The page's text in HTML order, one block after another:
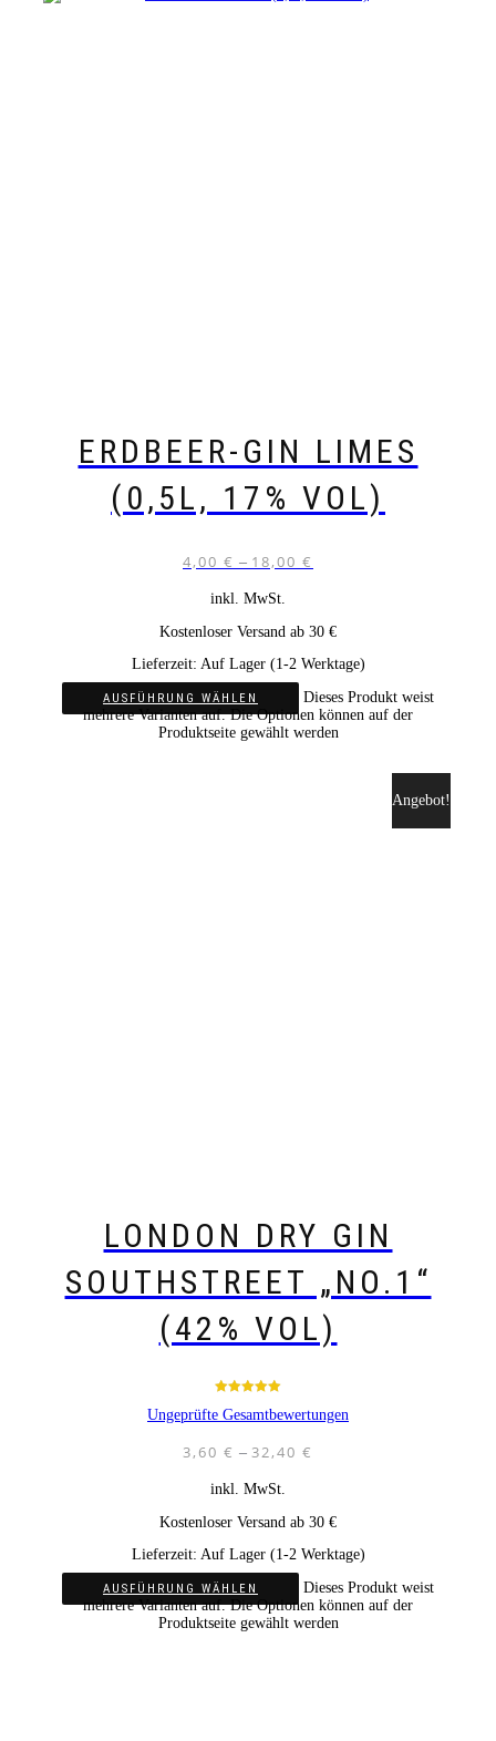
ERDBEER-GIN LIMES
(0,5L, 17% VOL)
4,00 € – 18,00 €
inkl. MwSt.
Kostenloser Versand ab 30 €
Lieferzeit: Auf Lager (1-2 Werktage)
AUSFÜHRUNG WÄHLEN
Dieses Produkt weist
mehrere Varianten auf. Die Optionen können auf der
Produktseite gewählt werden
LONDON DRY GIN
SOUTHSTREET „NO.1“
(42% VOL)
5.00von 5
Ungeprüfte Gesamtbewertungen
Angebot!
3,60 € – 32,40 €
inkl. MwSt.
Kostenloser Versand ab 30 €
Lieferzeit: Auf Lager (1-2 Werktage)
AUSFÜHRUNG WÄHLEN
Dieses Produkt weist
mehrere Varianten auf. Die Optionen können auf der
Produktseite gewählt werden